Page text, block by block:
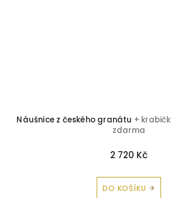
Náušnice z českého granátu +
zdarma
2 720 Kč
DO KOŠÍKU